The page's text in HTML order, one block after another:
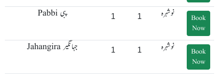
Pabbi پبی 1 1 نوشہرہ
Book
Now
Jahangira جہانگیر 1 1 نوشہرہ
Book
Now